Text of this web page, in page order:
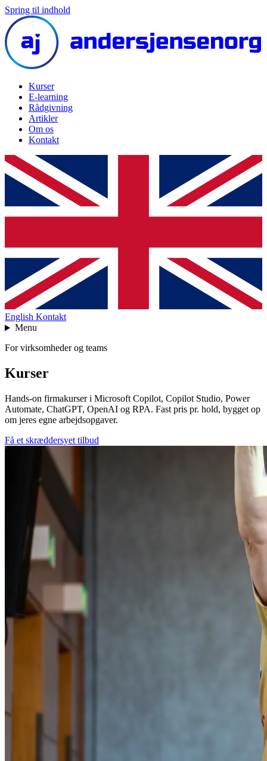
Spring til indhold
Kurser
E-learning
Rådgivning
Artikler
Om os
Kontakt
English Kontakt
Menu
For virksomheder og teams
Kurser
Hands-on firmakurser i Microsoft Copilot, Copilot Studio, Power
Automate, ChatGPT, OpenAI og RPA. Fast pris pr. hold, bygget op
om jeres egne arbejdsopgaver.
Få et skræddersyet tilbud